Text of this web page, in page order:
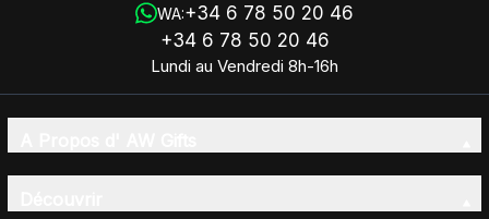
WA:+34 6 78 50 20 46
+34 6 78 50 20 46
Lundi au Vendredi 8h-16h